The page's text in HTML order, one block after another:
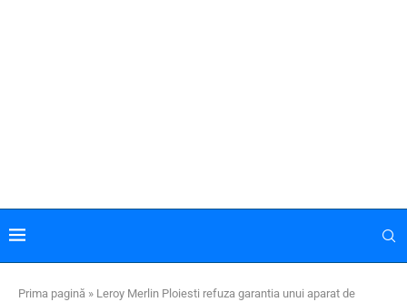
Prima pagină » Leroy Merlin Ploiesti refuza garantia unui aparat de